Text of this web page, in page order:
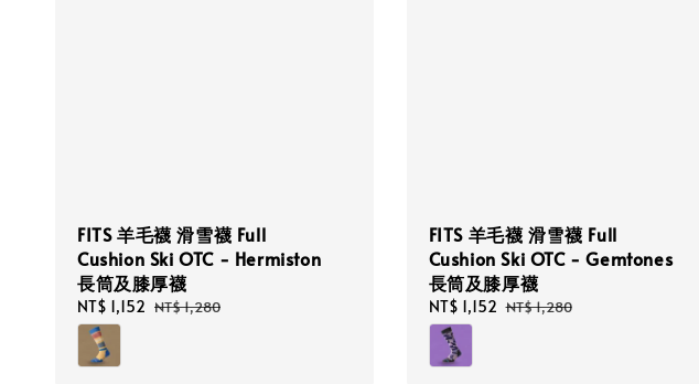
FITS 羊毛襪 滑雪襪 Full
Cushion Ski OTC - Hermiston
長筒及膝厚襪
Sale
price
NT$ 1,152 Regular
NT$ 1,280
FITS 羊毛襪 滑雪襪 Full
Cushion Ski OTC - Gemtones
長筒及膝厚襪
Sale
price
NT$ 1,152 Regular
NT$ 1,280